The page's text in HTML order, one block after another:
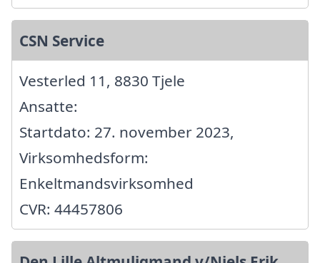
CSN Service
Vesterled 11, 8830 Tjele
Ansatte:
Startdato: 27. november 2023,
Virksomhedsform:
Enkeltmandsvirksomhed
CVR: 44457806